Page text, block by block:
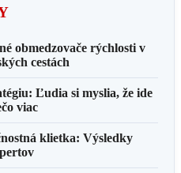
obmedzovače rýchlosti v
cestách
Ľudia si myslia, že ide
viac
klietka: Výsledky